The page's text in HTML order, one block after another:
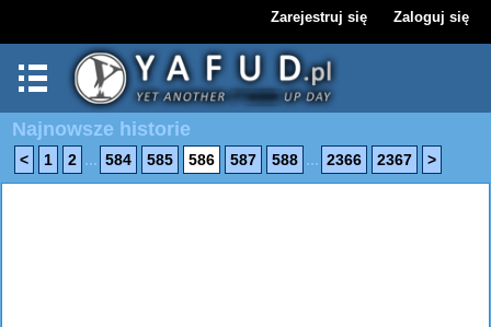
Zarejestruj się Zaloguj się
Najnowsze historie
< 1 2 ... 584 585 586 587 588 ... 2366 2367 >